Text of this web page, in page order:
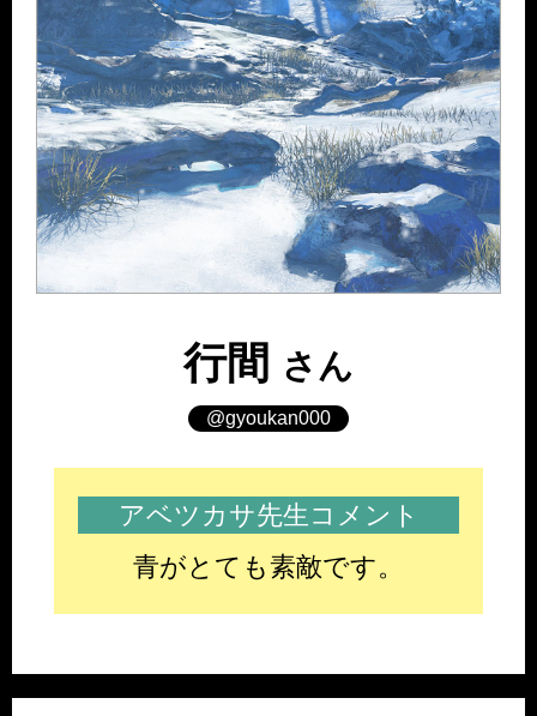
行間 さん
@gyoukan000
アベツカサ先生コメント
青がとても素敵です。